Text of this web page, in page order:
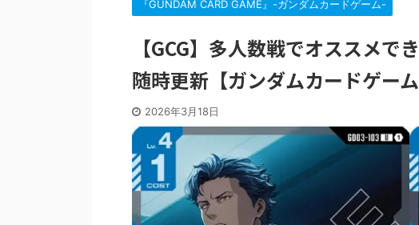
『GUNDAM CARD GAME』-ガンダムカードゲーム-
【GCG】多人数戦でオススメ
随時更新【ガンダムカードゲーム
2026年3月18日